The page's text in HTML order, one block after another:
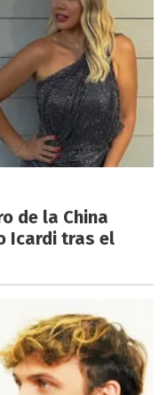
de la China
Icardi tras el